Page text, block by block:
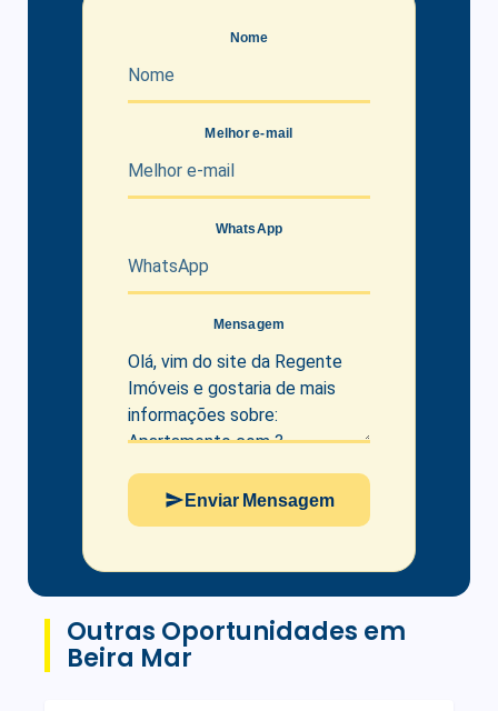
Nome
Melhor e-mail
WhatsApp
Mensagem
Enviar Mensagem
Outras Oportunidades em
Beira Mar